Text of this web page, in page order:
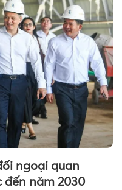
ngoại quan
năm 2030